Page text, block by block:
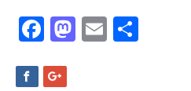
Facebook
Mastodon
Email